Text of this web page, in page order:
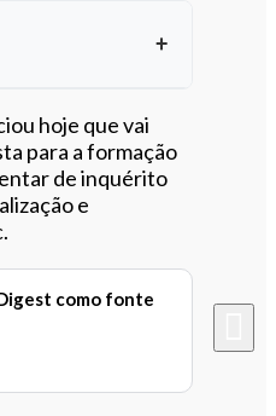
artigo
hoje que vai
para a formação
de inquérito
e
como fonte